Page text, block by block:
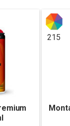
215